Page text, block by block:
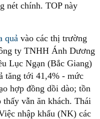
nét chính. TOP này
quả vào các thị trường
ty TNHH Ánh Dương
Lục Ngạn (Bắc Giang)
tăng tới 41,4% - mức
hợp đồng dồi dào; tồn
vẫn ăn khách. Thái
nhập khẩu (NK) các